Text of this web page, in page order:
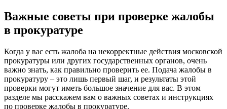
Важные советы при проверке жалобы
в прокуратуре
Когда у вас есть жалоба на некорректные действия московской
прокуратуры или других государственных органов, очень
важно знать, как правильно проверить ее. Подача жалобы в
прокуратуру – это лишь первый шаг, и результаты этой
проверки могут иметь большое значение для вас. В этом
разделе мы расскажем вам о важных советах и инструкциях
по проверке жалобы в прокуратуре.